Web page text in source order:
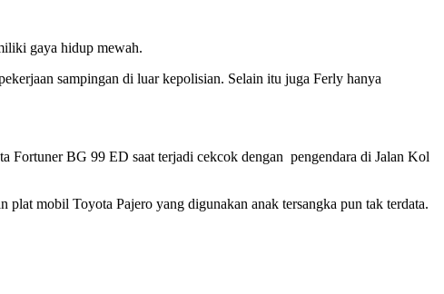
gaya hidup mewah.
sampingan di luar kepolisian. Selain itu juga Ferly hanya
BG 99 ED saat terjadi cekcok dengan pengendara di Jalan Kol
mobil Toyota Pajero yang digunakan anak tersangka pun tak terdata.